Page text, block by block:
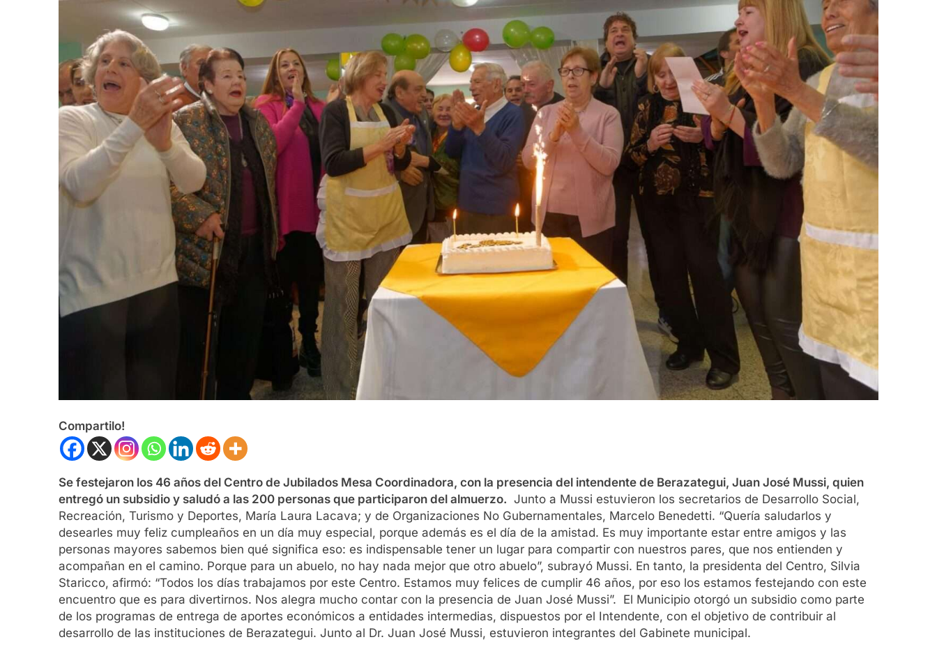
Compartilo!
Se festejaron los 46 años del Centro de Jubilados Mesa Coordinadora, con la presencia del intendente de Berazategui, Juan José Mussi, quien
entregó un subsidio y saludó a las 200 personas que participaron del almuerzo. Junto a Mussi estuvieron los secretarios de Desarrollo Social,
Recreación, Turismo y Deportes, María Laura Lacava; y de Organizaciones No Gubernamentales, Marcelo Benedetti. “Quería saludarlos y
desearles muy feliz cumpleaños en un día muy especial, porque además es el día de la amistad. Es muy importante estar entre amigos y las
personas mayores sabemos bien qué significa eso: es indispensable tener un lugar para compartir con nuestros pares, que nos entienden y
acompañan en el camino. Porque para un abuelo, no hay nada mejor que otro abuelo”, subrayó Mussi. En tanto, la presidenta del Centro, Silvia
Staricco, afirmó: “Todos los días trabajamos por este Centro. Estamos muy felices de cumplir 46 años, por eso los estamos festejando con este
encuentro que es para divertirnos. Nos alegra mucho contar con la presencia de Juan José Mussi”. El Municipio otorgó un subsidio como parte
de los programas de entrega de aportes económicos a entidades intermedias, dispuestos por el Intendente, con el objetivo de contribuir al
desarrollo de las instituciones de Berazategui. Junto al Dr. Juan José Mussi, estuvieron integrantes del Gabinete municipal.